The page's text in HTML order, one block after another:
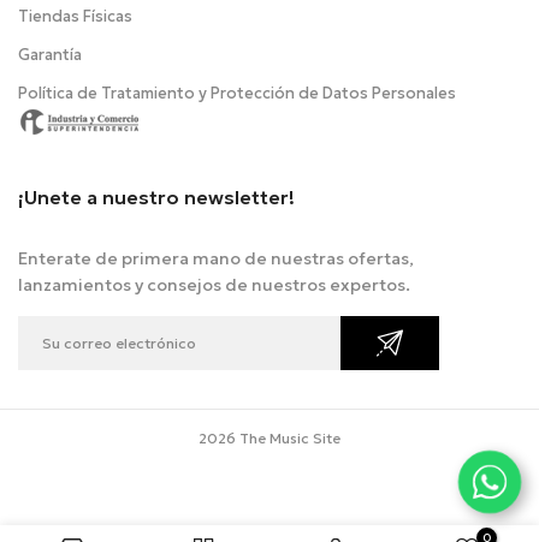
Tiendas Físicas
Garantía
Política de Tratamiento y Protección de Datos Personales
¡Unete a nuestro newsletter!
Enterate de primera mano de nuestras ofertas,
lanzamientos y consejos de nuestros expertos.
2026 The Music Site
0